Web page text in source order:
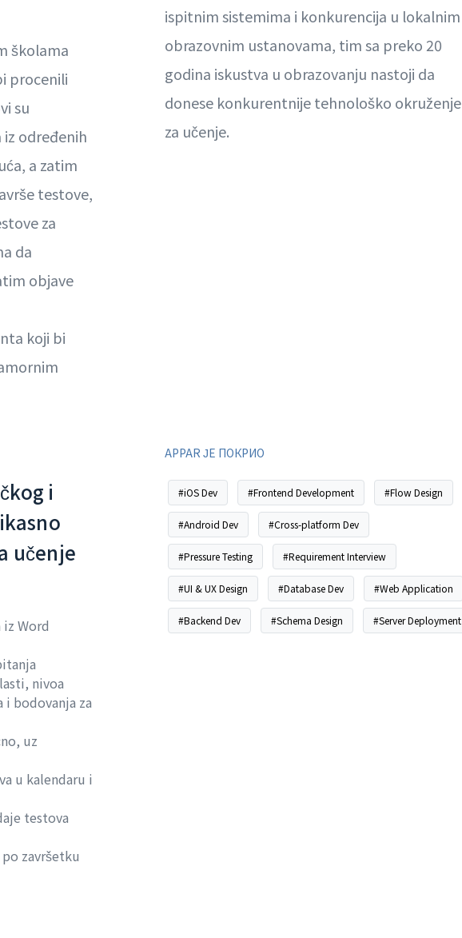
školama
procenili
su
određenih
a zatim
testove,
za
da
objave
koji bi
ispitnim sistemima i konkurencija u lokalnim
obrazovnim ustanovama, tim sa preko 20
godina iskustva u obrazovanju nastoji da
donese konkurentnije tehnološko okruženje
za učenje.
i
učenje
Word
nivoa
bodovanja za
uz
u kalendaru i
testova
završetku
APPAR ЈЕ ПОКРИО
#iOS Dev #Frontend Development #Flow Design
#Android Dev #Cross-platform Dev
#Pressure Testing #Requirement Interview
#UI & UX Design #Database Dev #Web Application
#Backend Dev #Schema Design #Server Deployment